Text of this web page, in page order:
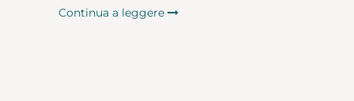
Continua a leggere